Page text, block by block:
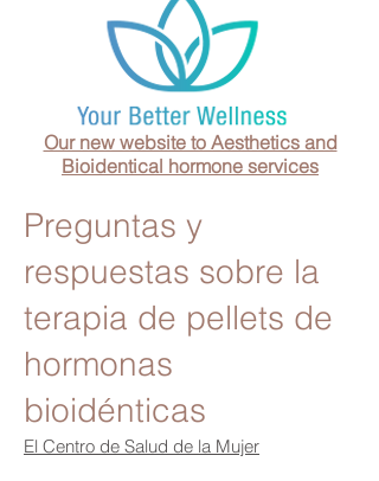
Our new website to Aesthetics and
Bioidentical hormone services
Preguntas y
respuestas sobre la
terapia de pellets de
hormonas
bioidénticas
El Centro de Salud de la Mujer